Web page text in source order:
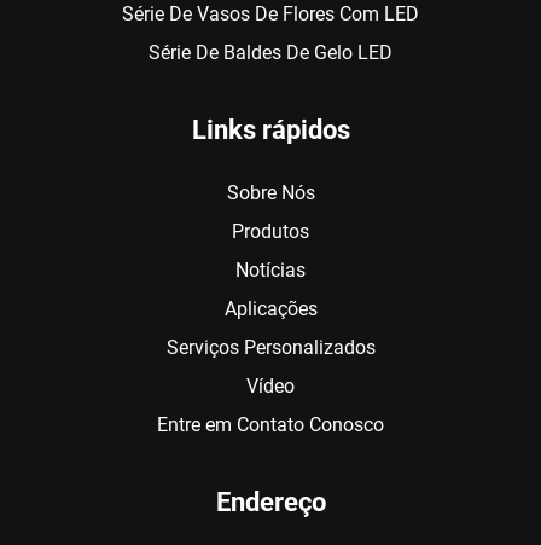
Série De Vasos De Flores Com LED
Série De Baldes De Gelo LED
Links rápidos
Sobre Nós
Produtos
Notícias
Aplicações
Serviços Personalizados
Vídeo
Entre em Contato Conosco
Endereço